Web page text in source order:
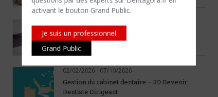
activant le bouton Grand Public.
Je suis un professionnel
Grand Public
MASTER Réhab. ODA Concept ONLINE
02/02/2026 - 07/10/2026
Gestion du cabinet dentaire – 3D Devenir
Dentiste Dirigeant